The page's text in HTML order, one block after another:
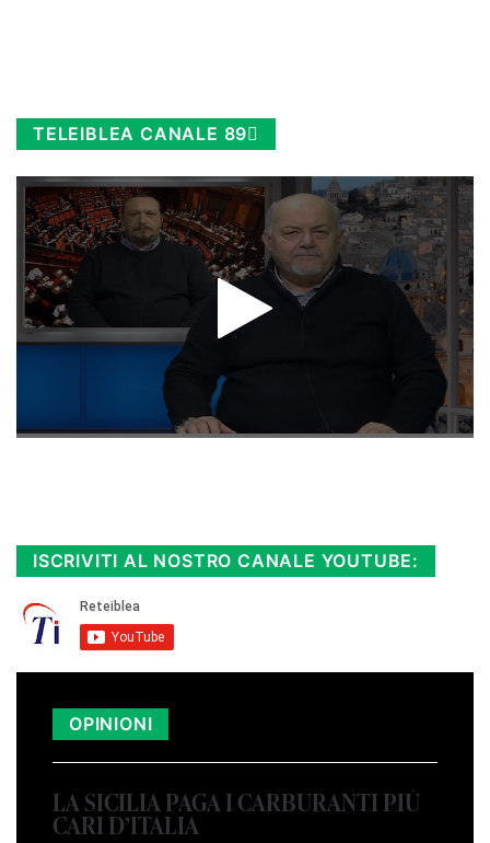
TELEIBLEA CANALE 89
ISCRIVITI AL NOSTRO CANALE YOUTUBE:
OPINIONI
LA SICILIA PAGA I CARBURANTI PIÙ
CARI D’ITALIA